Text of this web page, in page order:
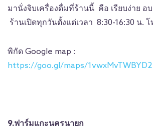
มานั่งจิบเครื่องดื่มที่ร้านนี้ คือ เรียบง่าย อ
ร้านเปิดทุกวันตั้งแต่เวลา 8:30-16:30 น. โ
พิกัด Google map :
https://goo.gl/maps/1vwxMvTWBYD2
9.ฟาร์มแกะนครนายก